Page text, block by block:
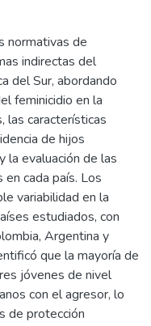
normativas de
indirectas del
del Sur, abordando
feminicidio en la
las características
de hijos
la evaluación de las
cada país. Los
variabilidad en la
estudiados, con
Argentina y
que la mayoría de
jóvenes de nivel
con el agresor, lo
de protección